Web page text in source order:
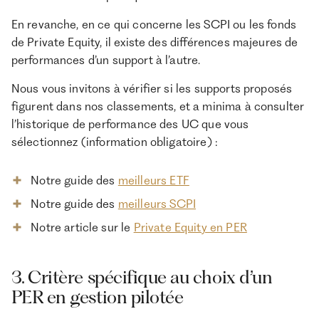
En revanche, en ce qui concerne les SCPI ou les fonds
de Private Equity, il existe des différences majeures de
performances d’un support à l’autre.
Nous vous invitons à vérifier si les supports proposés
figurent dans nos classements, et a minima à consulter
l’historique de performance des UC que vous
sélectionnez (information obligatoire) :
Notre guide des meilleurs ETF
Notre guide des meilleurs SCPI
Notre article sur le Private Equity en PER
3. Critère spécifique au choix d’un
PER en gestion pilotée